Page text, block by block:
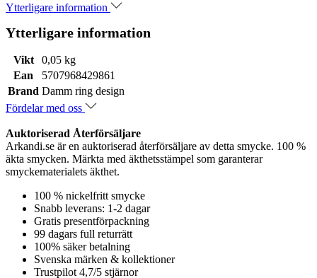
Ytterligare information
Ytterligare information
Vikt
0,05 kg
Ean
5707968429861
Brand Damm ring design
Fördelar med oss
Auktoriserad Återförsäljare
Arkandi.se är en auktoriserad återförsäljare av detta smycke. 100 %
äkta smycken. Märkta med äkthetsstämpel som garanterar
smyckematerialets äkthet.
100 % nickelfritt smycke
Snabb leverans: 1-2 dagar
Gratis presentförpackning
99 dagars full returrätt
100% säker betalning
Svenska märken & kollektioner
Trustpilot 4,7/5 stjärnor